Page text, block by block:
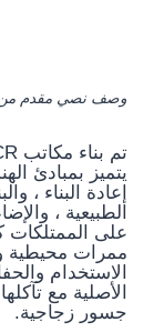
وصف نصي مقدم من
يتميز بمبادئ
إعادة البناء ،
الطبيعية ،
على
ممرات محيطية
الاستخدام
الأصلية مع
جسور زجاجية.